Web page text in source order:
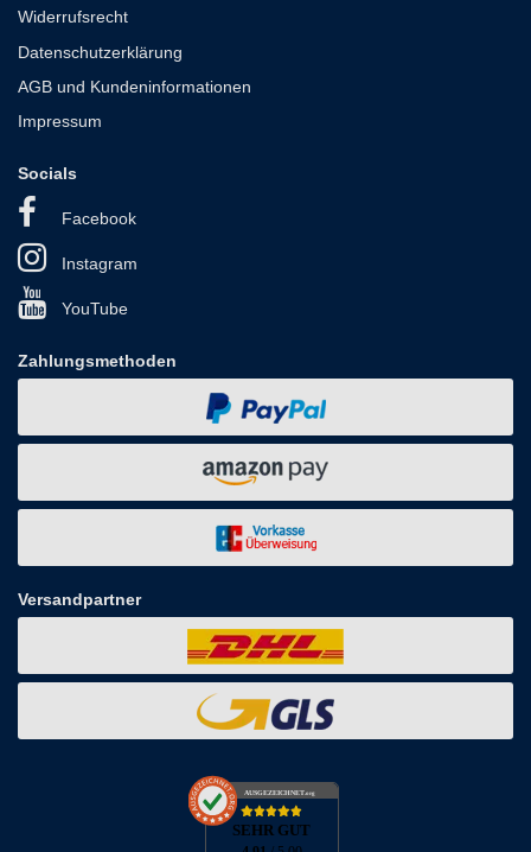
Widerrufsrecht
Datenschutzerklärung
AGB und Kundeninformationen
Impressum
Socials
Facebook
Instagram
YouTube
Zahlungsmethoden
Versandpartner
AUSGEZEICHNET.org
SEHR GUT